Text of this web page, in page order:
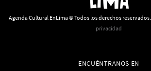
Agenda Cultural EnLima © Todos los derechos reservados.
privacidad
ENCUÉNTRANOS EN